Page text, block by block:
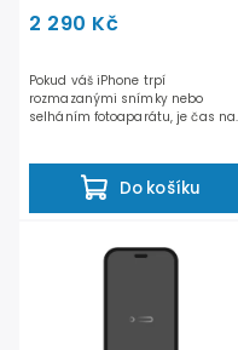
2 290 Kč
Do košíku
Pokud váš iPhone trpí
rozmazanými snímky nebo
selháním fotoaparátu, je čas na